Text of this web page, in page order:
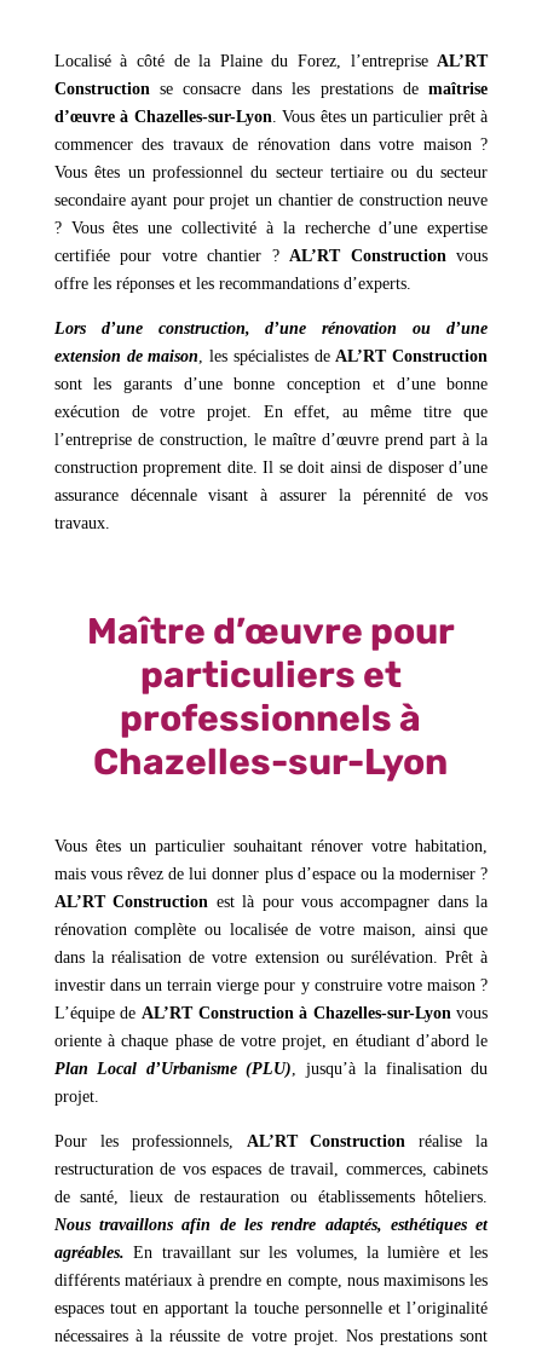
Localisé à côté de la Plaine du Forez, l’entreprise AL’RT
Construction se consacre dans les prestations demaîtrise
d’œuvre à Chazelles-sur-Lyon . Vous êtes un particulier prêt à
commencer des travaux de rénovation dans votre maison ?
Vous êtes un professionnel du secteur tertiaire ou du secteur
secondaire ayant pour projet un chantier de construction neuve
? Vous êtes une collectivité à la recherche d’une expertise
certifiée pour votre chantier ? AL’RT Construction vous
offre les réponses et les recommandations d’experts.
Lors d’une construction, d’une rénovation ou d’une
extension de maison , les spécialistes de AL’RT Construction
sont les garants d’une bonne conception et d’une bonne
exécution de votre projet. En effet, au même titre que
l’entreprise de construction, le maître d’œuvre prend part à la
construction proprement dite. Il se doit ainsi de disposer d’une
assurance décennale visant à assurer la pérennité de vos
travaux.
Maître d’œuvre pour
particuliers et
professionnels à
Chazelles-sur-Lyon
Vous êtes un particulier souhaitant rénover votre habitation,
mais vous rêvez de lui donner plus d’espace ou la moderniser ?
AL’RT Construction est là pour vous accompagner dans la
rénovation complète ou localisée de votre maison, ainsi que
dans la réalisation de votre extension ou surélévation. Prêt à
investir dans un terrain vierge pour y construire votre maison ?
L’équipe de AL’RT Construction à Chazelles-sur-Lyon vous
oriente à chaque phase de votre projet, en étudiant d’abord le
Plan Local d’Urbanisme (PLU) , jusqu’à la finalisation du
projet.
Pour les professionnels, AL’RT Construction réalise la
restructuration de vos espaces de travail, commerces, cabinets
de santé, lieux de restauration ou établissements hôteliers.
Nous travaillons afin de les rendre adaptés, esthétiques et
agréables. En travaillant sur les volumes, la lumière et les
différents matériaux à prendre en compte, nous maximisons les
espaces tout en apportant la touche personnelle et l’originalité
nécessaires à la réussite de votre projet. Nos prestations sont